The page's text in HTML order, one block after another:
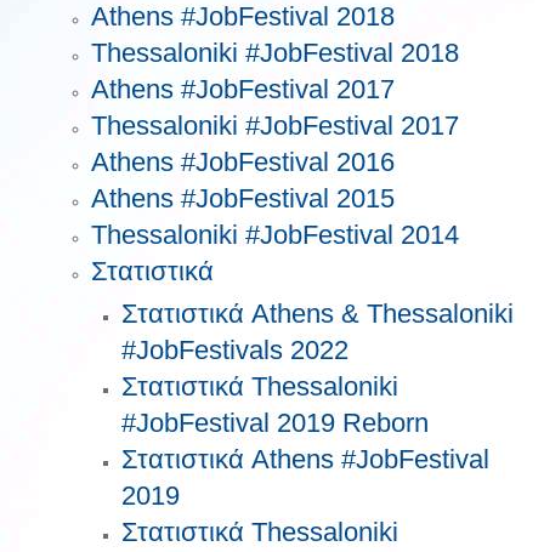
Athens #JobFestival 2018
Thessaloniki #JobFestival 2018
Athens #JobFestival 2017
Τhessaloniki #JobFestival 2017
Athens #JobFestival 2016
Athens #JobFestival 2015
Thessaloniki #JobFestival 2014
Στατιστικά
Στατιστικά Athens & Thessaloniki
#JobFestivals 2022
Στατιστικά Thessaloniki
#JobFestival 2019 Reborn
Στατιστικά Athens #JobFestival
2019
Στατιστικά Thessaloniki